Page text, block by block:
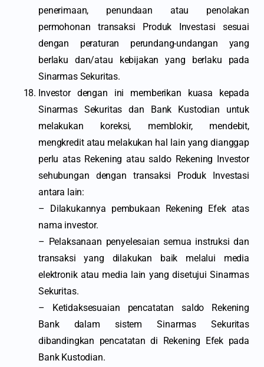
penerimaan, penundaan atau penolakan
permohonan transaksi Produk Investasi sesuai
dengan peraturan perundang-undangan yang
berlaku dan/atau kebijakan yang berlaku pada
Sinarmas Sekuritas.
Investor dengan ini memberikan kuasa kepada
Sinarmas Sekuritas dan Bank Kustodian untuk
melakukan koreksi, memblokir, mendebit,
mengkredit atau melakukan hal lain yang dianggap
perlu atas Rekening atau saldo Rekening Investor
sehubungan dengan transaksi Produk Investasi
antara lain:
– Dilakukannya pembukaan Rekening Efek atas
nama investor.
– Pelaksanaan penyelesaian semua instruksi dan
transaksi yang dilakukan baik melalui media
elektronik atau media lain yang disetujui Sinarmas
Sekuritas.
– Ketidaksesuaian pencatatan saldo Rekening
Bank dalam sistem Sinarmas Sekuritas
dibandingkan pencatatan di Rekening Efek pada
Bank Kustodian.